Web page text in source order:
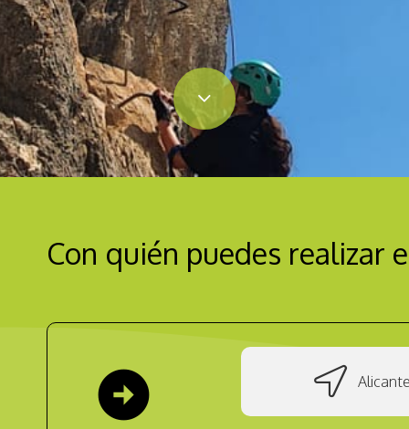
Con quién puedes realizar
arrow_circle_right Alicante